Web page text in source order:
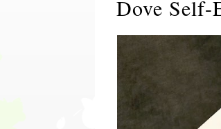
Dove Self-